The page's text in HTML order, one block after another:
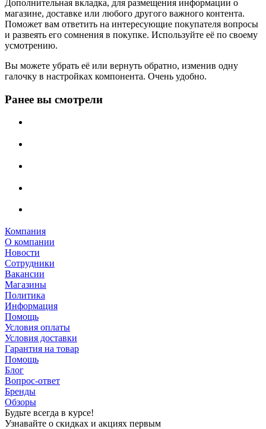
Дополнительная вкладка, для размещения информации о
магазине, доставке или любого другого важного контента.
Поможет вам ответить на интересующие покупателя вопросы
и развеять его сомнения в покупке. Используйте её по своему
усмотрению.
Вы можете убрать её или вернуть обратно, изменив одну
галочку в настройках компонента. Очень удобно.
Ранее вы смотрели
Компания
О компании
Новости
Сотрудники
Вакансии
Магазины
Политика
Информация
Помощь
Условия оплаты
Условия доставки
Гарантия на товар
Помощь
Блог
Вопрос-ответ
Бренды
Обзоры
Будьте всегда в курсе!
Узнавайте о скидках и акциях первым